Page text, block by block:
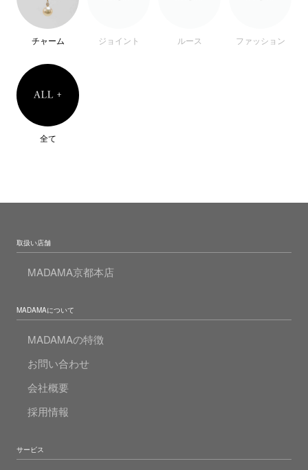
チャーム ジョイント ルース ファッション
全て
取扱い店舗
MADAMA京都本店
MADAMAについて
MADAMAの特徴
お問い合わせ
会社概要
採用情報
サービス